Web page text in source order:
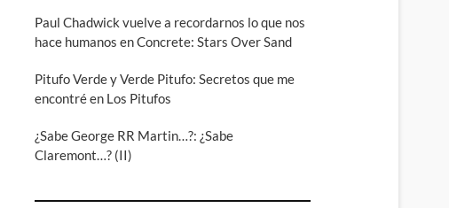
Paul Chadwick vuelve a recordarnos lo que nos
hace humanos en Concrete: Stars Over Sand
Pitufo Verde y Verde Pitufo: Secretos que me
encontré en Los Pitufos
¿Sabe George RR Martin…?: ¿Sabe
Claremont…? (II)